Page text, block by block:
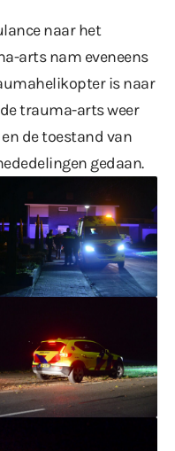
naar het
arts nam eveneens
is naar
trauma-arts weer
de toestand van
gedaan.